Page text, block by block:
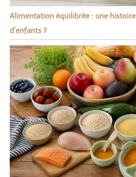
Alimentation équilibrée : une histoire
d’enfants ?